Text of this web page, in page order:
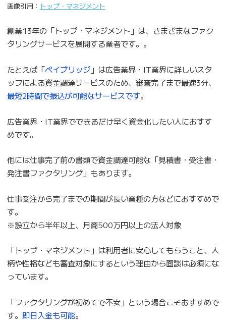
画像引用： トップ・マネジメント
創業13年の「トップ・マネジメント」は、さまざまなファク
タリングサービスを展開する業者です。。
たとえば「ペイブリッジ」は広告業界・IT業界に詳しいスタ
ッフによる資金調達サービスのため、審査完了まで最速3分、
最短2時間で振込が可能なサービスです。
広告業界・IT業界でできるだけ早く資金化したい人におすす
めです。
他には仕事完了前の書類で資金調達可能な「見積書・受注書・
発注書ファクタリング」もあります。
仕事受注から完了までの期間が長い業種の方などにおすすめで
す。
※設立から半年以上、月商500万円以上の法人対象
「トップ・マネジメント」は利用者に安心してもらうこと、人
柄や性格なども審査対象にするという理由から面談は必須にな
っています。
「ファクタリングが初めてで不安」という場合こそおすすめで
す。 即日入金も可能。